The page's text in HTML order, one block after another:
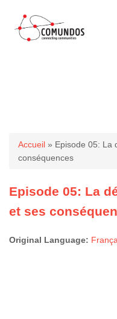
Vous êtes ici
Accueil » Episode 05: La
conséquences
Episode 05: La
et ses
Original Language: